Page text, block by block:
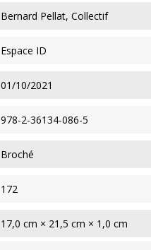
Bernard Pellat, Collectif
Espace ID
01/10/2021
978-2-36134-086-5
Broché
172
17,0 cm × 21,5 cm × 1,0 cm